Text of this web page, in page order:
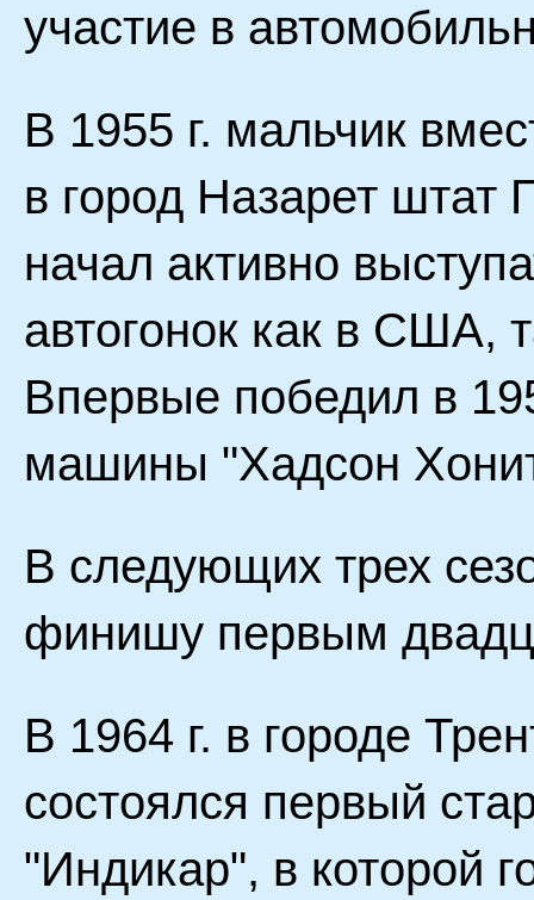
участие в
В 1955 г. мальчик
в город Назарет штат
начал активно
автогонок как в США,
Впервые победил в
машины "Хадсон
В следующих трех
финишу первым
В 1964 г. в городе
состоялся первый
"Индикар", в которой